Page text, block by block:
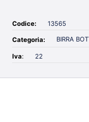
Codice: 13565
Categoria: BIRRA
Iva: 22